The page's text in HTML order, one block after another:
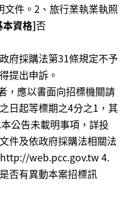
件。2、旅行業執業執照。
本資格]否
府採購法第31條規定不予
提出申訴。
，應以書面向招標機關請
日起等標期之4分之1，其
公告未載明事項，詳投
件及依政府採購法相關法
web.pcc.gov.tw 4.
否有異動本案招標訊